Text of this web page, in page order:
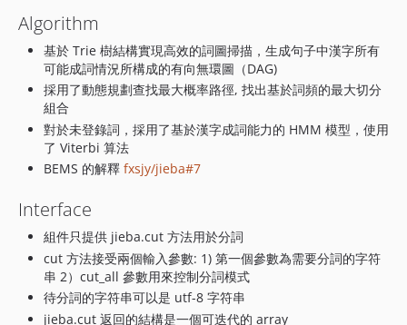
Algorithm
基於 Trie 樹結構實現高效的詞圖掃描，生成句子中漢字所有
可能成詞情況所構成的有向無環圖（DAG)
採用了動態規劃查找最大概率路徑, 找出基於詞頻的最大切分
組合
對於未登錄詞，採用了基於漢字成詞能力的 HMM 模型，使用
了 Viterbi 算法
BEMS 的解釋 fxsjy/jieba#7
Interface
組件只提供 jieba.cut 方法用於分詞
cut 方法接受兩個輸入參數: 1) 第一個參數為需要分詞的字符
串 2）cut_all 參數用來控制分詞模式
待分詞的字符串可以是 utf-8 字符串
jieba.cut 返回的結構是一個可迭代的 array